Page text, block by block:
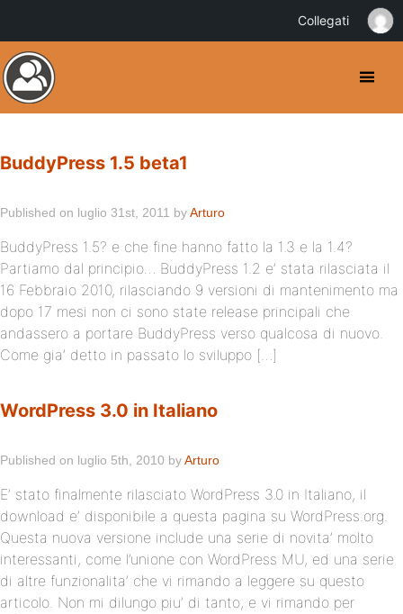
BuddyPress 1.5 beta1
Published on luglio 31st, 2011 byArturo
BuddyPress 1.5? e che fine hanno fatto la 1.3 e la 1.4?
Partiamo dal principio… BuddyPress 1.2 e’ stata rilasciata il
16 Febbraio 2010, rilasciando 9 versioni di mantenimento ma
dopo 17 mesi non ci sono state release principali che
andassero a portare BuddyPress verso qualcosa di nuovo.
Come gia’ detto in passato lo sviluppo […]
WordPress 3.0 in Italiano
Published on luglio 5th, 2010 byArturo
E’ stato finalmente rilasciato WordPress 3.0 in Italiano, il
download e’ disponibile a questa pagina su WordPress.org.
Questa nuova versione include una serie di novita’ molto
interessanti, come l’unione con WordPress MU, ed una serie
di altre funzionalita’ che vi rimando a leggere su questo
articolo. Non mi dilungo piu’ di tanto, e vi rimando per
Collegati